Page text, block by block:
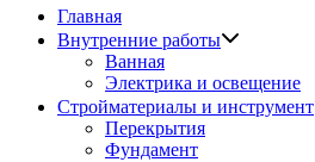
Главная
Внутренние работы
Ванная
Электрика и освещение
Стройматериалы и инструмент
Перекрытия
Фундамент